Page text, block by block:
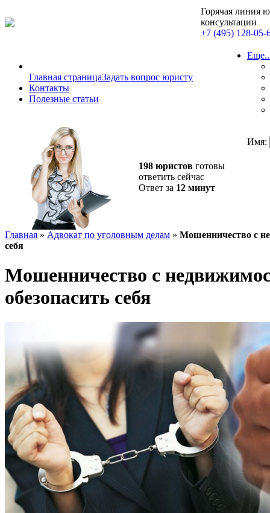
Горячая линия
консультации
+7 (495) 128-05-
Главная страницаЗадать вопрос юристу
Контакты
Полезные статьи
198 юристов готовы
ответить сейчас
Ответ за 12 минут
Имя:
Главная » Адвокат по уголовным делам » Мошенничество с
себя
Мошенничество с
обезопасить себя